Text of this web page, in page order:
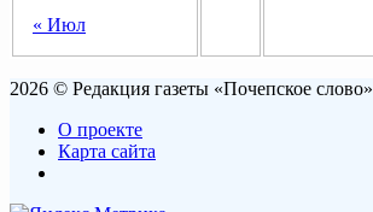
« Июл
2026 © Редакция газеты «Почепское слово»
О проекте
Карта сайта